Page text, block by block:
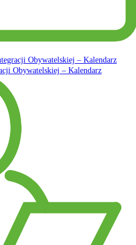
Obywatelskiej – Kalendarz